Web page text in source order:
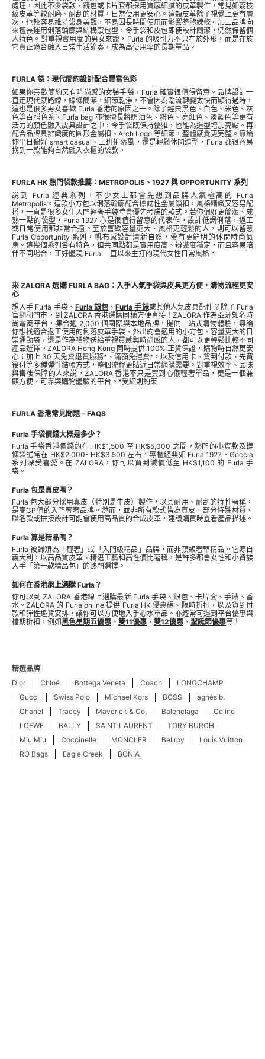
處理，因此不少袋款、錢包或卡片套都採用質感細膩的皮革製作，常見如荔枝
紋皮革等較耐磨、耐刮的材質，日常使用更安心。這類皮革除了視覺上更有層
次，也較容易維持袋身美觀，不易因長時間使用而影響整體線條。加上品牌向
來擅長運用俐落輪廓與結構感包型，令手袋和皮包即使設計簡潔，仍然保留個
人特色。對重視實用度的男女來說，Furla 的吸引力不只在於外形，而是在於
它真正適合融入日常生活節奏，成為高使用率的長期單品。
FURLA 袋：現代簡約設計配合豐富色彩
如果你喜歡簡約又有時尚感的女裝手袋，Furla 確實很值得留意。品牌設計一
直走現代感路線，線條簡潔，細節乾淨，不會因為潮流轉變太快而顯得過時，
這也是很多男女喜歡 Furla 香港的原因之一。除了經典黑色、白色、米色、灰
色等百搭色系，Furla bag 亦很擅長將奶油色、粉色、亮紅色、淡藍色等更有
活力的顏色融入皮具設計之中，令手袋既保持優雅，也能為造型增加亮點。再
配合品牌具辨識度的圓形金屬扣、Arch Logo 等細節，整體感覺更完整。無論
你平日偏好 smart casual、上班俐落風，還是輕鬆休閒造型，Furla 都很容易
找到一款能夠自然融入衣櫃的袋款。
FURLA HK 熱門袋款推薦：METROPOLIS、1927 與 OPPORTUNITY 系列
說到 Furla 經典系列，不少女士都會先想到品牌人氣極高的 Furla
Metropolis。這款小方包以俐落輪廓配合標誌性金屬鎖扣，風格精緻又容易配
搭，一直是很多女生入門輕奢手袋時會優先考慮的款式。若你偏好更簡潔、成
熟一點的袋型，Furla 1927 亦是很值得留意的代表作，設計低調俐落，返工
或日常使用都非常合適。至於喜歡容量更大、風格更輕鬆的人，則可以留意
Furla Opportunity 系列，帆布感設計清新自然，帶有更鮮明的休閒時尚氣
息。這幾個系列各有特色，但共同點都是實用度高、辨識度穩定，而且容易陪
伴不同場合，正好體現 Furla 一直以來主打的現代女性日常風格。
來 ZALORA 選購 FURLA BAG：入手人氣手袋與皮具更方便，購物流程更安
心
想入手 Furla 手袋、 Furla 銀包 、Furla 手錶或其他人氣皮具配件？除了 Furla
官網和門市，到 ZALORA 香港選購同樣方便直接！ZALORA 作為亞洲知名時
尚電商平台，集合逾 2,000 個國際與本地品牌，提供一站式購物體驗，無論
你想找適合返工使用的俐落皮革手袋、外出約會適用的小方包、容量更大的日
常通勤袋，還是作為禮物送給重視質感與時尚感的人，都可以更輕鬆比較不同
產品選擇。ZALORA Hong Kong 同時提供 100% 正貨保證，購物時自然更安
心；加上 30 天免費退貨服務*、滿額免運費*，以及信用卡、貨到付款、先買
後付等多種彈性結帳方式，整個流程更貼近日常網購需要。對重視效率、品味
與售後保障的人來說，ZALORA 香港不只是買到心儀輕奢單品，更是一個兼
顧方便、可靠與購物體驗的平台。*受細則約束
FURLA 香港常見問題 - FAQS
Furla 手袋價錢大概是多少？
Furla 手袋香港價錢約在 HK$1,500 至 HK$5,000 之間，熱門的小資款及鏈
條袋通常在 HK$2,000- HK$3,500 左右，專櫃經典如 Furla 1927、Goccia
系列深受喜愛。在 ZALORA，你可以買到減價低至 HK$1,100 的 Furla 手
袋。
Furla 包是真皮嗎？
Furla 包大部分採用真皮（特別是牛皮）製作，以其耐用、耐刮的特性著稱，
是高CP值的入門輕奢品牌。然而，並非所有款式皆為真皮，部分特殊材質、
聯名款或拼接設計可能會使用高品質的合成皮革，建議購買時查看產品描述。
Furla 算是精品嗎？
Furla 被歸類為「輕奢」或「入門級精品」品牌，而非頂級奢華精品。它源自
義大利，以高品質皮革、精湛工藝和高性價比著稱，是許多都會女性和小資族
入手「第一款精品包」的熱門選擇。
如何在香港網上選購 Furla？
你可以到 ZALORA 香港線上選購最新 Furla 手袋、銀包、卡片套、手錶、香
水。ZALORA 的 Furla online 提供 Furla HK 優惠碼、限時折扣，以及貨到付
款和彈性退貨安排，讓你可以方便地入手心水單品。亦經常可遇到平台優惠與
檔期折扣，例如黑色星期五優惠 、 雙11優惠 、 雙12優惠 、 聖誕節優惠等！
精選品牌
Dior
Chloé Bottega Veneta Coach
LONGCHAMP
Gucci
Swiss Polo Michael Kors BOSS
agnès b.
Chanel
Tracey Maverick & Co. Balenciaga
Celine
LOEWE
BALLY SAINT LAURENT
TORY BURCH
Miu Miu
Coccinelle MONCLER Bellroy
Louis Vuitton
RO Bags
Eagle Creek BONIA